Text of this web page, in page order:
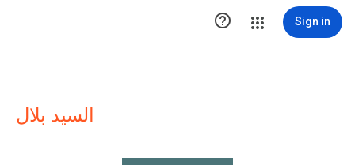
 Sign in
السيد بلال